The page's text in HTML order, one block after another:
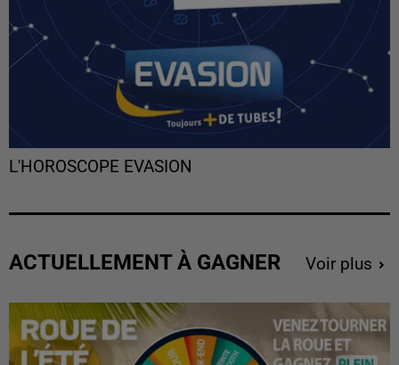
L'HOROSCOPE EVASION
ACTUELLEMENT À GAGNER Voir plus